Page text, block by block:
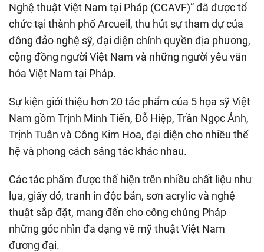
Nghệ thuật Việt Nam tại Pháp (CCAVF)” đã được tổ
chức tại thành phố Arcueil, thu hút sự tham dự của
đông đảo nghệ sỹ, đại diện chính quyền địa phương,
cộng đồng người Việt Nam và những người yêu văn
hóa Việt Nam tại Pháp.
Sự kiện giới thiệu hơn 20 tác phẩm của 5 họa sỹ Việt
Nam gồm Trịnh Minh Tiến, Đỗ Hiệp, Trần Ngọc Ánh,
Trịnh Tuân và Công Kim Hoa, đại diện cho nhiều thế
hệ và phong cách sáng tác khác nhau.
Các tác phẩm được thể hiện trên nhiều chất liệu như
lụa, giấy dó, tranh in độc bản, sơn acrylic và nghệ
thuật sắp đặt, mang đến cho công chúng Pháp
những góc nhìn đa dạng về mỹ thuật Việt Nam
đương đại.